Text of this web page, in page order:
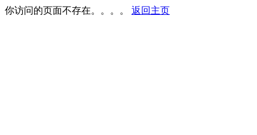
你访问的页面不存在。。。。 返回主页